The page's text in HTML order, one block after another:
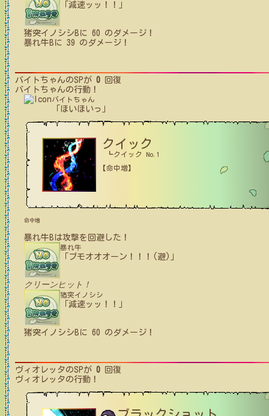
「減速ッッ！！」
猪突イノシシB に 60 のダメージ！
暴れ牛B に 39 のダメージ！
バイトちゃんのSPが 0 回復
バイトちゃんの行動！
バイトちゃん
「ほいほいっ」
クイック
┗クイック No.1
【命中増】
命中増
暴れ牛Bは攻撃を回避した！
暴れ牛
「ブモオオオーン！！！(避)」
クリーンヒット！
猪突イノシシ
「減速ッッ！！」
猪突イノシシB に 60 のダメージ！
ヴィオレッタのSPが 0 回復
ヴィオレッタの行動！